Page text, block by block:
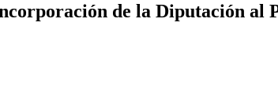
de la Diputación al